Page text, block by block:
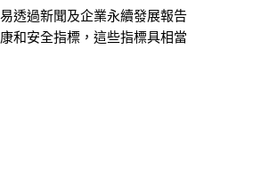
透過新聞及企業永續發展報告
和安全指標，這些指標具相當